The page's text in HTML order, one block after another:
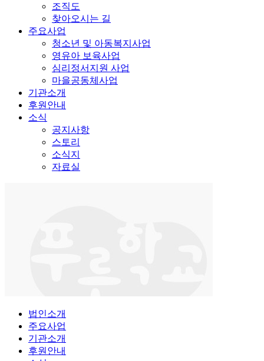
조직도
찾아오시는 길
주요사업
청소년 및 아동복지사업
영유아 보육사업
심리정서지원 사업
마을공동체사업
기관소개
후원안내
소식
공지사항
스토리
소식지
자료실
법인소개
주요사업
기관소개
후원안내